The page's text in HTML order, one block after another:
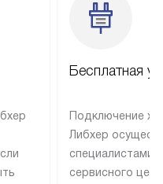
Бесплатная
Подключение
Либхер
специалистами
сервисного